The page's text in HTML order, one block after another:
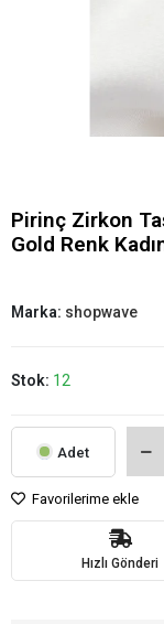
Pirinç Zirkon
Gold Renk
Marka: shopwave
Stok: 12
Adet
Favorilerime ekle
Hızlı Gönderi